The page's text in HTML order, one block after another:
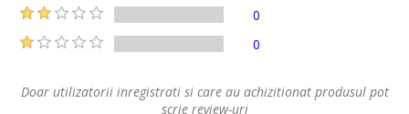
0
0
Doar utilizatorii inregistrati si care au achizitionat produsul pot
scrie review-uri